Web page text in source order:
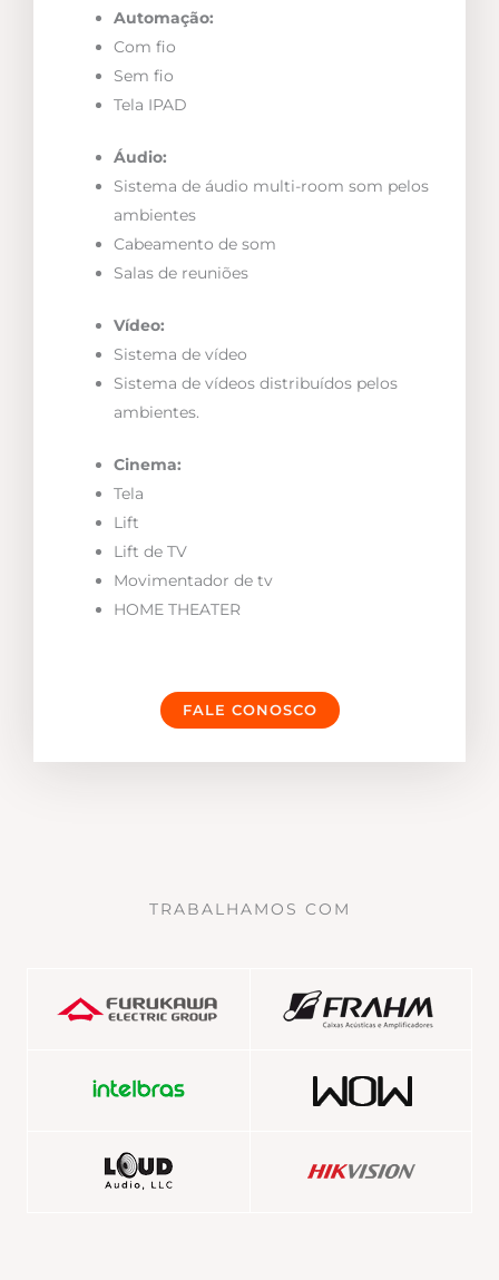
Automação:
Com fio
Sem fio
Tela IPAD
Áudio:
Sistema de áudio multi-room som pelos
ambientes
Cabeamento de som
Salas de reuniões
Vídeo:
Sistema de vídeo
Sistema de vídeos distribuídos pelos
ambientes.
Cinema:
Tela
Lift
Lift de TV
Movimentador de tv
HOME THEATER
FALE CONOSCO
TRABALHAMOS COM